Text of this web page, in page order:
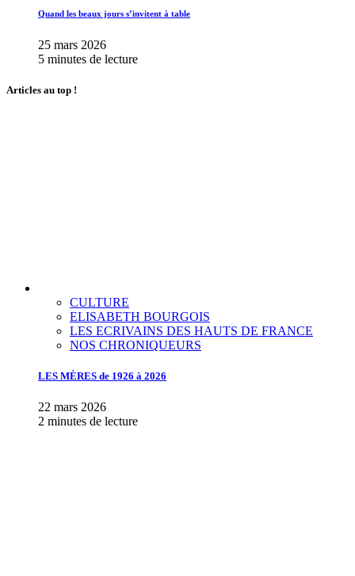
Quand les beaux jours s’invitent à table
25 mars 2026
5 minutes de lecture
Articles au top !
CULTURE
ELISABETH BOURGOIS
LES ECRIVAINS DES HAUTS DE FRANCE
NOS CHRONIQUEURS
LES MÈRES de 1926 à 2026
22 mars 2026
2 minutes de lecture